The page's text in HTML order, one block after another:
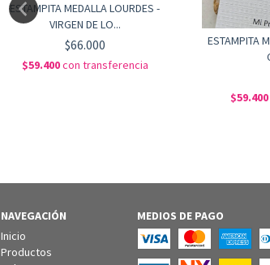
ESTAMPITA MEDALLA LOURDES -
VIRGEN DE LO...
$66.000
$59.400con transferencia
ESTAMPITA
NAVEGACIÓN
Inicio
Productos
MEDIOS DE PAGO